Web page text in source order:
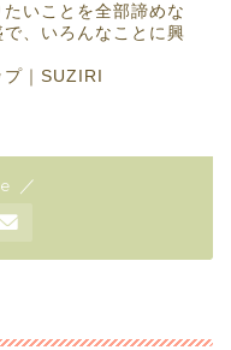
いことを全部諦めな
、いろんなことに興
プ｜SUZIRI
／